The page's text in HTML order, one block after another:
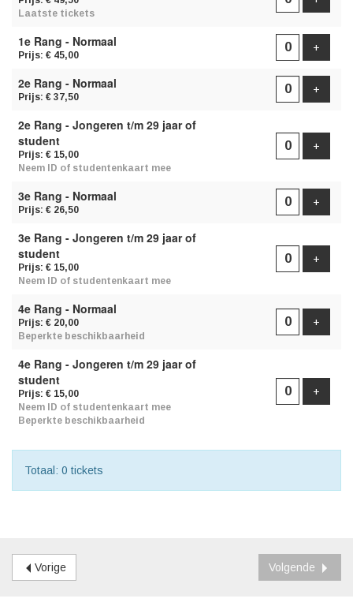
Laatste tickets
1e Rang - Normaal
Prijs: € 45,00
+
2e Rang - Normaal
Prijs: € 37,50
+
2e Rang - Jongeren t/m 29 jaar of
student
Prijs: € 15,00
Neem ID of studentenkaart mee
+
3e Rang - Normaal
Prijs: € 26,50
+
3e Rang - Jongeren t/m 29 jaar of
student
Prijs: € 15,00
Neem ID of studentenkaart mee
+
4e Rang - Normaal
Prijs: € 20,00
Beperkte beschikbaarheid
+
4e Rang - Jongeren t/m 29 jaar of
student
Prijs: € 15,00
Neem ID of studentenkaart mee
Beperkte beschikbaarheid
+
Totaal: 0 tickets
Vorige Volgende